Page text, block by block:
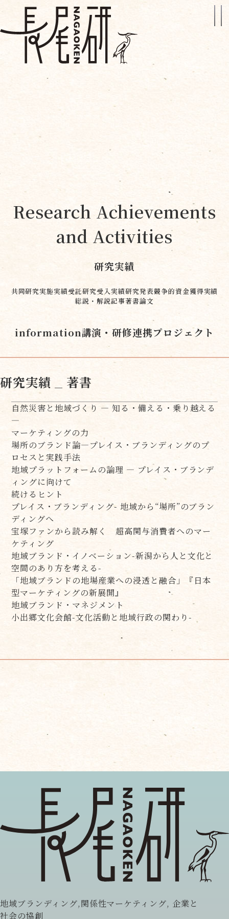
Research Achievements
and Activities
研究実績
共同研究実施実績受託研究受入実績研究発表競争的資金獲得実績
総説・解説記事著書論文
information講演・研修連携プロジェクト
研究実績 _ 著書
自然災害と地域づくり ― 知る・備える・乗り越える
―
マーケティングの力
場所のブランド論―プレイス・ブランディングのプ
ロセスと実践手法
地域プラットフォームの論理 — プレイス・ブランデ
ィングに向けて
続けるヒント
プレイス・ブランディング- 地域から“場所”のブラン
ディングへ
宝塚ファンから読み解く 超高関与消費者へのマー
ケティング
地域ブランド・イノベーション-新潟から人と文化と
空間のあり方を考える-
「地域ブランドの地場産業への浸透と融合」『日本
型マーケティングの新展開』
地域ブランド・マネジメント
小出郷文化会館-文化活動と地域行政の関わり-
地域ブランディング,関係性マーケティング, 企業と
社会の協創